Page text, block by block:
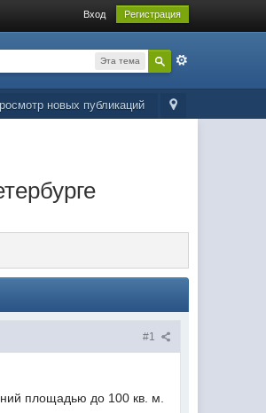
Вход Регистрация
Эта тема
новых публикаций
#1
площадью до 100 кв. м.